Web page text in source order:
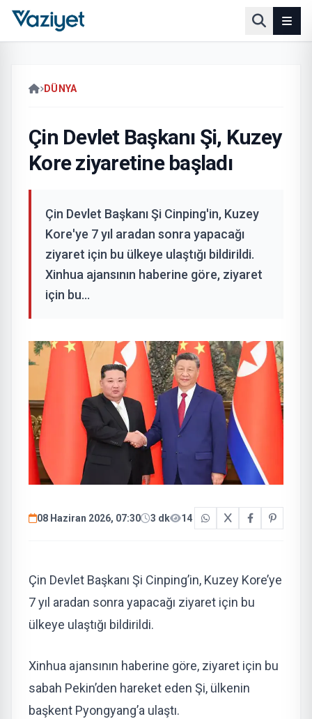
DÜNYA
Çin Devlet Başkanı Şi, Kuzey
Kore ziyaretine başladı
Çin Devlet Başkanı Şi Cinping'in, Kuzey
Kore'ye 7 yıl aradan sonra yapacağı
ziyaret için bu ülkeye ulaştığı bildirildi.
Xinhua ajansının haberine göre, ziyaret
için bu...
08 Haziran 2026, 07:30 3 dk 14
Çin Devlet Başkanı Şi Cinping’in, Kuzey Kore’ye
7 yıl aradan sonra yapacağı ziyaret için bu
ülkeye ulaştığı bildirildi.
Xinhua ajansının haberine göre, ziyaret için bu
sabah Pekin’den hareket eden Şi, ülkenin
başkent Pyongyang’a ulaştı.